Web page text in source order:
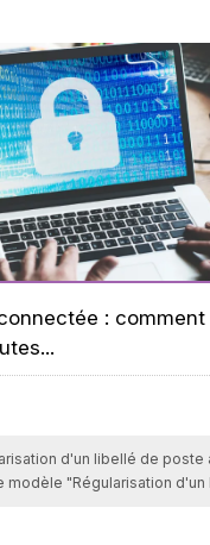
: comment
d'un libellé de
modèle "Régularisation